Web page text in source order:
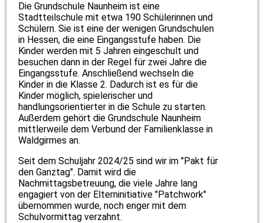
Die Grundschule Naunheim ist eine
Stadtteilschule mit etwa 190 Schülerinnen und
Schülern.Sie ist eine der wenigen Grundschulen
in Hessen, die eine Eingangsstufe haben. Die
Kinder werden mit 5 Jahren eingeschult und
besuchen dann in der Regel für zwei Jahre die
Eingangsstufe. Anschließend wechseln die
Kinder in die Klasse 2. Dadurch ist es für die
Kinder möglich, spielerischer und
handlungsorientierter in die Schule zu starten.
Außerdem gehört die Grundschule Naunheim
mittlerweile dem Verbund der Familienklasse in
Waldgirmes an.
Seit dem Schuljahr 2024/25 sind wir im "Pakt für
den Ganztag". Damit wird die
Nachmittagsbetreuung, die viele Jahre lang
engagiert von der Elterninitiative "Patchwork"
übernommen wurde, noch enger mit dem
Schulvormittag verzahnt.